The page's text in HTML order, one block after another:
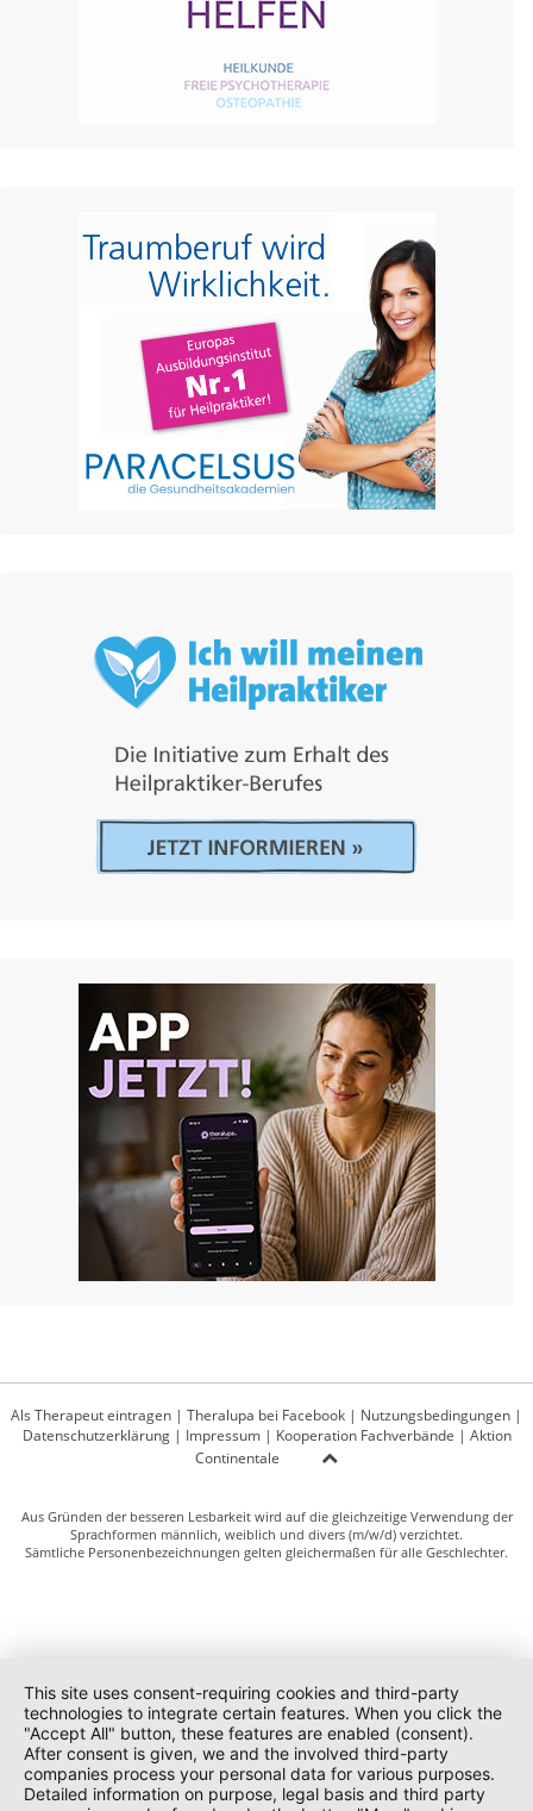
Als Therapeut eintragen | Theralupa bei Facebook | Nutzungsbedingungen |
Datenschutzerklärung| Impressum| Kooperation Fachverbände | Aktion
Continentale
Aus Gründen der besseren Lesbarkeit wird auf die gleichzeitige Verwendung der
Sprachformen männlich, weiblich und divers (m/w/d) verzichtet.
Sämtliche Personenbezeichnungen gelten gleichermaßen für alle Geschlechter.
This site uses consent-requiring cookies and third-party
technologies to integrate certain features. When you click the
"Accept All" button, these features are enabled (consent).
After consent is given, we and the involved third-party
companies process your personal data for various purposes.
Detailed information on purpose, legal basis and third party